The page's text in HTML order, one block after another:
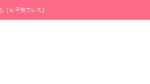
女子旅プレス］